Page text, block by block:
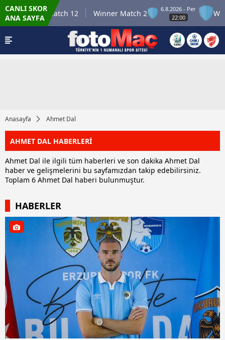
CANLI SKOR
ANA SAYFA
Winner Match 12 Winner Match 2
6.8.2026 - Per
Anasayfa Ahmet Dal
AHMET DAL HABERLERİ
Ahmet Dal ile ilgili tüm haberleri ve son dakika Ahmet Dal
haber ve gelişmelerini bu sayfamızdan takip edebilirsiniz.
Toplam 6 Ahmet Dal haberi bulunmuştur.
HABERLER